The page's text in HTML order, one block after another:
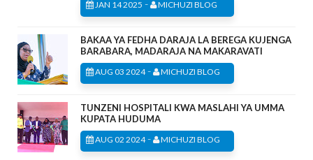
JAN 14 2025 - MICHUZI BLOG
BAKAA YA FEDHA DARAJA LA BEREGA KUJENGA
BARABARA, MADARAJA NA MAKARAVATI
AUG 03 2024- MICHUZI BLOG
TUNZENI HOSPITALI KWA MASLAHI YA UMMA
KUPATA HUDUMA
AUG 02 2024- MICHUZI BLOG